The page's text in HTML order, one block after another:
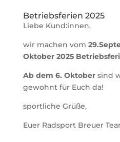
Betriebsferien 2025
Liebe Kund:innen,
wir machen vom
Oktober 2025
Ab dem 6. Oktober sind
gewohnt für Euch da!
sportliche Grüße,
Euer Radsport Breuer